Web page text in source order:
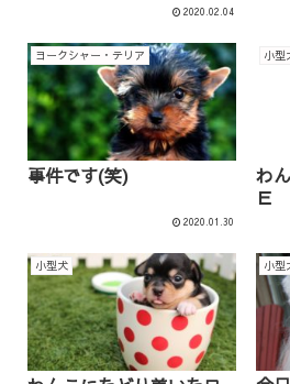
2020.02.04
ヨークシャー・テリア
事件です(笑)
2020.01.30
小型
わ
Ｅ
小型犬 小型